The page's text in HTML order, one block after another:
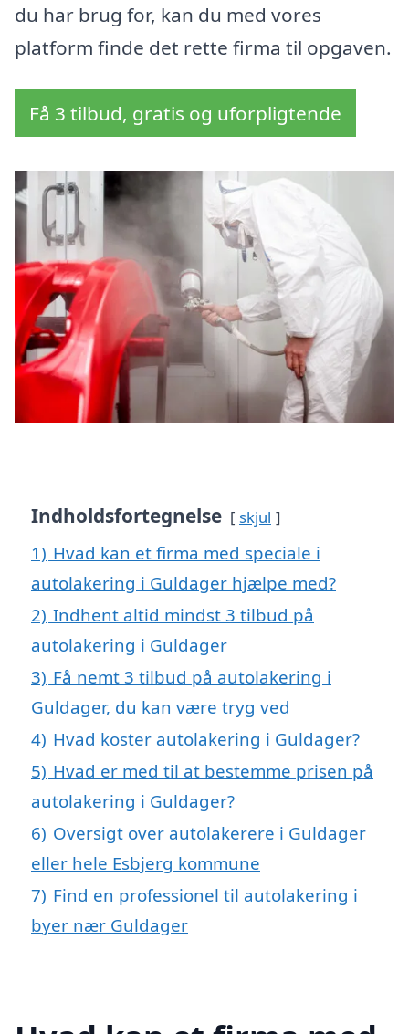
du har brug for, kan du med vores
platform finde det rette firma til opgaven.
Få 3 tilbud, gratis og uforpligtende
Indholdsfortegnelse skjul
1) Hvad kan et firma med speciale i
autolakering i Guldager hjælpe med?
2) Indhent altid mindst 3 tilbud på
autolakering i Guldager
3) Få nemt 3 tilbud på autolakering i
Guldager, du kan være tryg ved
4) Hvad koster autolakering i Guldager?
5) Hvad er med til at bestemme prisen på
autolakering i Guldager?
6) Oversigt over autolakerere i Guldager
eller hele Esbjerg kommune
7) Find en professionel til autolakering i
byer nær Guldager